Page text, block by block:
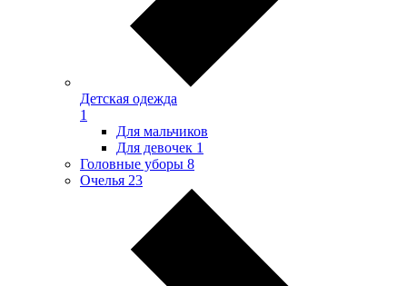
Детская одежда
1
Для мальчиков
Для девочек 1
Головные уборы 8
Очелья 23